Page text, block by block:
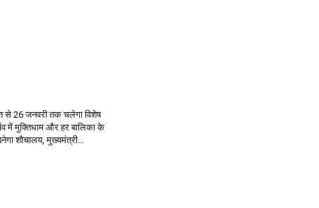
से 26 जनवरी तक चलेगा विशेष
में मुक्तिधाम और हर बालिका के
शौचालय, मुख्यमंत्री...